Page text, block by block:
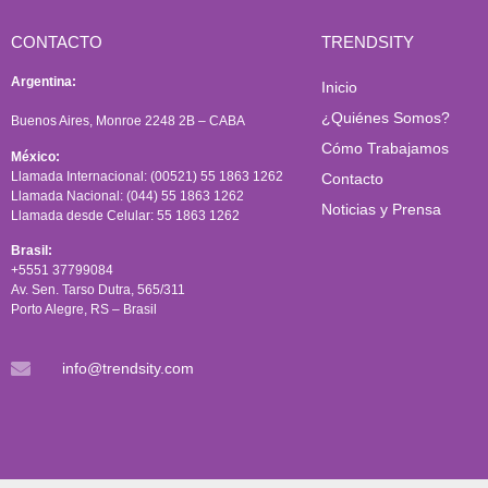
CONTACTO
Argentina:
Buenos Aires, Monroe 2248 2B – CABA
México:
Llamada Internacional: (00521) 55 1863 1262
Llamada Nacional: (044) 55 1863 1262
Llamada desde Celular: 55 1863 1262
Brasil:
+5551 37799084
Av. Sen. Tarso Dutra, 565/311
Porto Alegre, RS – Brasil
info@trendsity.com
TRENDSITY
Inicio
¿Quiénes Somos?
Cómo Trabajamos
Contacto
Noticias y Prensa